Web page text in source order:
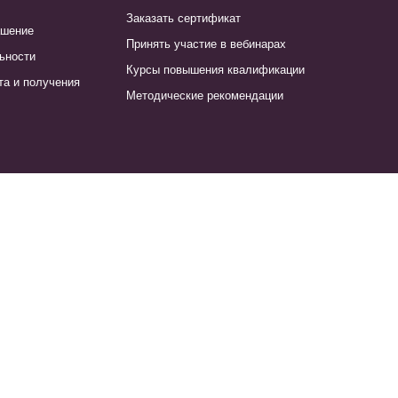
и получения
Заказать сертификат
Принять участие в вебинарах
Курсы повышения квалификации
Методические рекомендации